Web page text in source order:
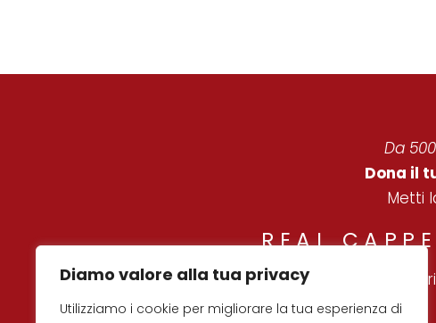
Diamo valore alla tua privacy
Utilizziamo i cookie per migliorare la tua esperienza di
Da
Dona il
Metti
REAL
©